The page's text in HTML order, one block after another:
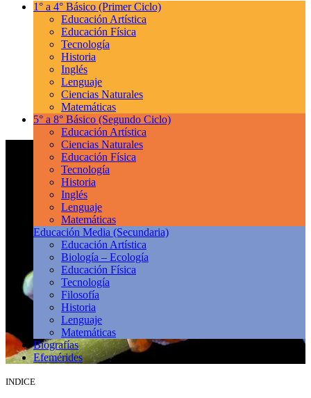
1° a 4° Básico (Primer Ciclo)
Educación Artística
Educación Física
Tecnología
Historia
Inglés
Lenguaje
Ciencias Naturales
Matemáticas
5° a 8° Básico (Segundo Ciclo)
Educación Artística
Ciencias Naturales
Educación Física
Tecnología
Historia
Inglés
Lenguaje
Matemáticas
Educación Media (Secundaria)
Educación Artística
Biología – Ecología
Educación Física
Tecnología
Filosofía
Historia
Lenguaje
Matemáticas
Biografías
Efemérides
INDICE